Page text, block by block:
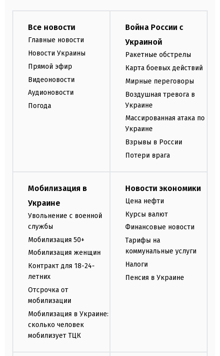
Все новости
Главные новости
Новости Украины
Прямой эфир
Видеоновости
Аудионовости
Погода
Война России с
Украиной
Ракетные обстрелы
Карта боевых действий
Мирные переговоры
Воздушная тревога в
Украине
Массированная атака по
Украине
Взрывы в России
Потери врага
Мобилизация в
Украине
Увольнение с военной
службы
Мобилизация 50+
Мобилизация женщин
Контракт для 18-24-
летних
Отсрочка от
мобилизации
Мобилизация в Украине:
сколько человек
мобилизует ТЦК
Новости экономики
Цена нефти
Курсы валют
Финансовые новости
Тарифы на
коммунальные услуги
Налоги
Пенсия в Украине